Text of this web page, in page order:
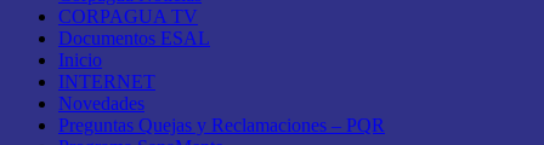
CORPAGUA TV
Documentos ESAL
Inicio
INTERNET
Novedades
Preguntas Quejas y Reclamaciones – PQR